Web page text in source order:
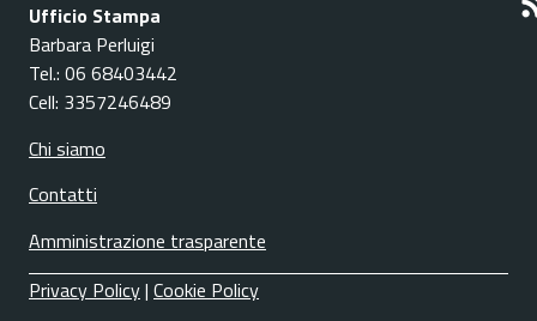
Ufficio Stampa
Barbara Perluigi
Tel.: 06 68403442
Cell: 3357246489
Chi siamo
Contatti
Amministrazione trasparente
Privacy Policy| Cookie Policy